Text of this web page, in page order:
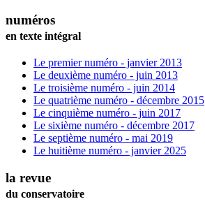
numéros
en texte intégral
Le premier numéro - janvier 2013
Le deuxième numéro - juin 2013
Le troisième numéro - juin 2014
Le quatrième numéro - décembre 2015
Le cinquième numéro - juin 2017
Le sixième numéro - décembre 2017
Le septième numéro - mai 2019
Le huitième numéro - janvier 2025
la revue
du conservatoire